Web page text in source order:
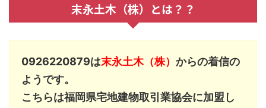
末永土木（株）とは？？
0926220879は末永土木（株） からの着信の
ようです。
こちらは福岡県宅地建物取引業協会に加盟し